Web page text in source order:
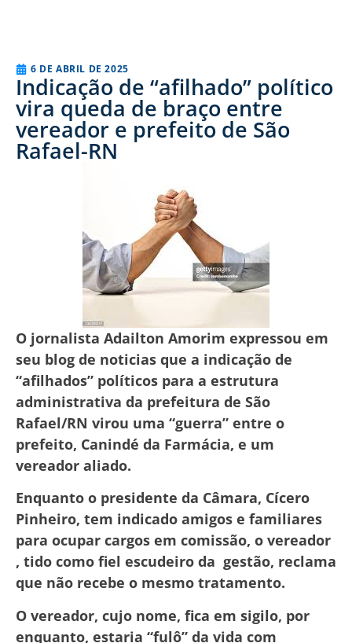
6 DE ABRIL DE 2025
Indicação de “afilhado” político
vira queda de braço entre
vereador e prefeito de São
Rafael-RN
O jornalista Adailton Amorim expressou em
seu blog de noticias que a indicação de
“afilhados” políticos para a estrutura
administrativa da prefeitura de São
Rafael/RN virou uma “guerra” entre o
prefeito, Canindé da Farmácia, e um
vereador aliado.
Enquanto o presidente da Câmara, Cícero
Pinheiro, tem indicado amigos e familiares
para ocupar cargos em comissão, o vereador
, tido como fiel escudeiro da gestão, reclama
que não recebe o mesmo tratamento.
O vereador, cujo nome, fica em sigilo, por
enquanto, estaria “fulô” da vida com